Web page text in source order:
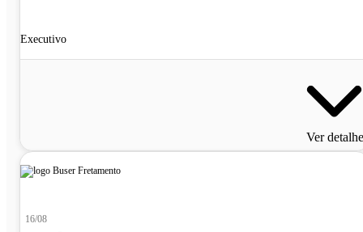
Executivo
Ver
16/08